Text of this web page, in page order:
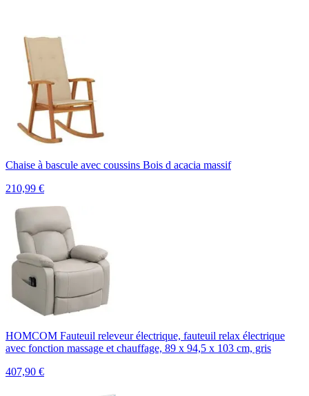
Chaise à bascule avec coussins Bois d acacia massif
210,99 €
HOMCOM Fauteuil releveur électrique, fauteuil relax électrique
avec fonction massage et chauffage, 89 x 94,5 x 103 cm, gris
407,90 €